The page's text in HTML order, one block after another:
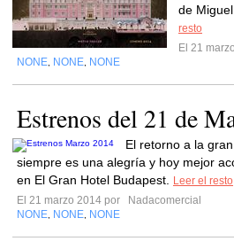
de
resto
El 21
NONE NONE NONE
Estrenos del 21 de
El retorno a la
siempre es una alegría y hoy mejor
en El Gran Hotel Budapest.
Leer el resto
El 21 marzo 2014 por
Nadacomercial
NONE NONE NONE